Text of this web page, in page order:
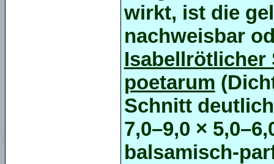
wirkt, ist die
nachweisbar
Isabellrötlicher
poetarum
Schnitt
7,0–9,0 ×
balsamisch-